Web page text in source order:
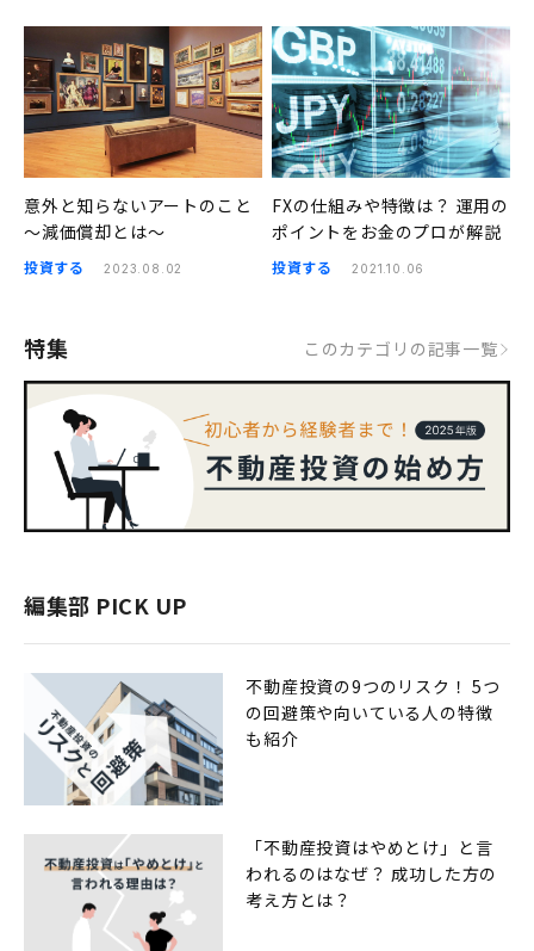
意外と知らないアートのこと
〜減価償却とは〜
投資する 2023.08.02
FXの仕組みや特徴は？ 運用の
ポイントをお金のプロが解説
投資する 2021.10.06
特集 このカテゴリの記事一覧
編集部 PICK UP
不動産投資の9つのリスク！ 5つ
の回避策や向いている人の特徴
も紹介
「不動産投資はやめとけ」と言
われるのはなぜ？ 成功した方の
考え方とは？